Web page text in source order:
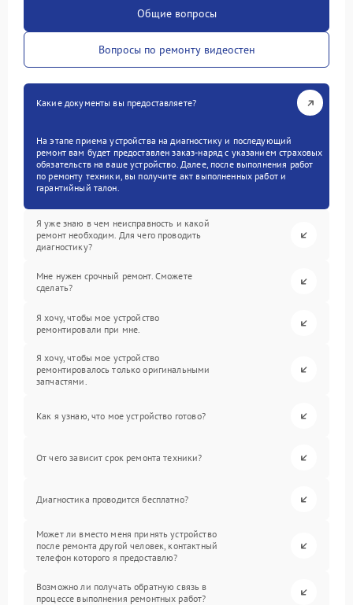
Общие вопросы
Вопросы по ремонту видеостен
Какие документы вы предоставляете?
На этапе приема устройства на диагностику и последующий
ремонт вам будет предоставлен заказ-наряд с указанием страховых
обязательств на ваше устройство. Далее, после выполнения работ
по ремонту техники, вы получите акт выполненных работ и
гарантийный талон.
Я уже знаю в чем неисправность и какой
ремонт необходим. Для чего проводить
диагностику?
Мне нужен срочный ремонт. Сможете
сделать?
Я хочу, чтобы мое устройство
ремонтировали при мне.
Я хочу, чтобы мое устройство
ремонтировалось только оригинальными
запчастями.
Как я узнаю, что мое устройство готово?
От чего зависит срок ремонта техники?
Диагностика проводится бесплатно?
Может ли вместо меня принять устройство
после ремонта другой человек, контактный
телефон которого я предоставлю?
Возможно ли получать обратную связь в
процессе выполнения ремонтных работ?